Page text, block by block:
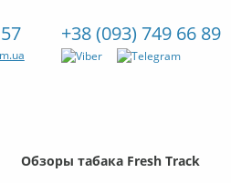
+38 (093) 749 66 89
Обзоры табака Fresh Track